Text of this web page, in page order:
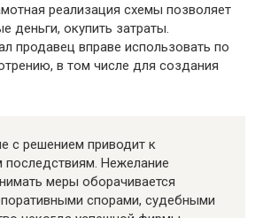
реализация схемы позволяет
деньги, окупить затраты.
продавец вправе использовать по
в том числе для создания
с решением приводит к
последствиям. Нежелание
меры оборачивается
спорами, судебными